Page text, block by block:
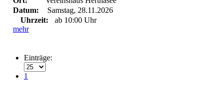
Datum:
Samstag, 28.11.2026
Uhrzeit:
ab 10:00 Uhr
mehr
Einträge:
1